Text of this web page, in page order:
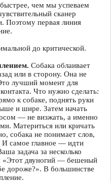
чем мы успеваем
сканер
Поэтому первая линия
до критической.
Собака облаивает
или в сторону. Она не
лучший момент для
Что нужно сделать:
к собаке, поднять руки
и шире. Затем начать
— не визжать, а именно
Материться или кричать
собака не понимает слов,
И самое главное — идти
задача за несколько
«Этот двуногий — бешеный
дороже?». В большинстве